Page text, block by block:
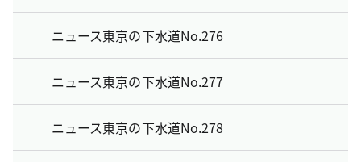
ニュース東京の下水道No.276
ニュース東京の下水道No.277
ニュース東京の下水道No.278